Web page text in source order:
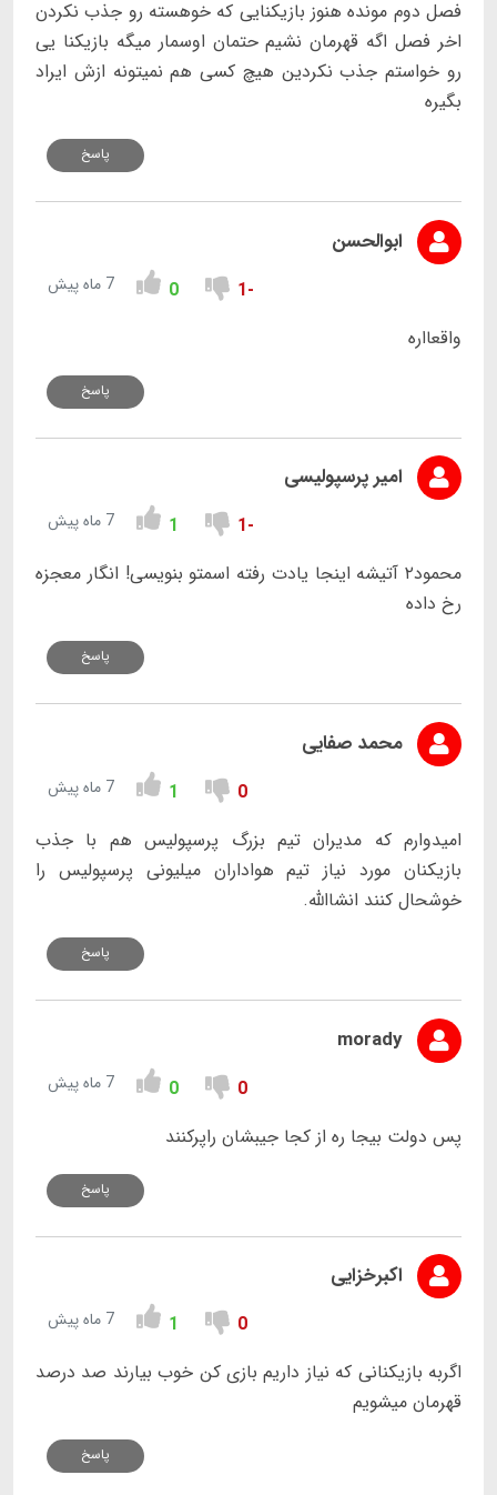
فصل دوم مونده هنوز بازیکنایی که خوهسته رو جذب نکردن
اخر فصل اگه قهرمان نشیم حتمان اوسمار میگه بازیکنا یی
رو خواستم جذب نکردین هیچ کسی هم نمیتونه ازش ایراد
بگیره
پاسخ
ابوالحسن
-1
0 7 ماه پیش
واقعااره
پاسخ
امیر پرسپولیسی
-1
1 7 ماه پیش
محمود۲ آتیشه اینجا یادت رفته اسمتو بنویسی! انگار معجزه
رخ داده
پاسخ
محمد صفایی
0
1 7 ماه پیش
امیدوارم که مدیران تیم بزرگ پرسپولیس هم با جذب
بازیکنان مورد نیاز تیم هواداران میلیونی پرسپولیس را
خوشحال کنند انشاالله.
پاسخ
morady
0
0 7 ماه پیش
پس دولت بیجا ره از کجا جیبشان راپرکنند
پاسخ
اکبرخزایی
0
1 7 ماه پیش
اگربه بازیکنانی که نیاز داریم بازی کن خوب بیارند صد درصد
قهرمان میشویم
پاسخ